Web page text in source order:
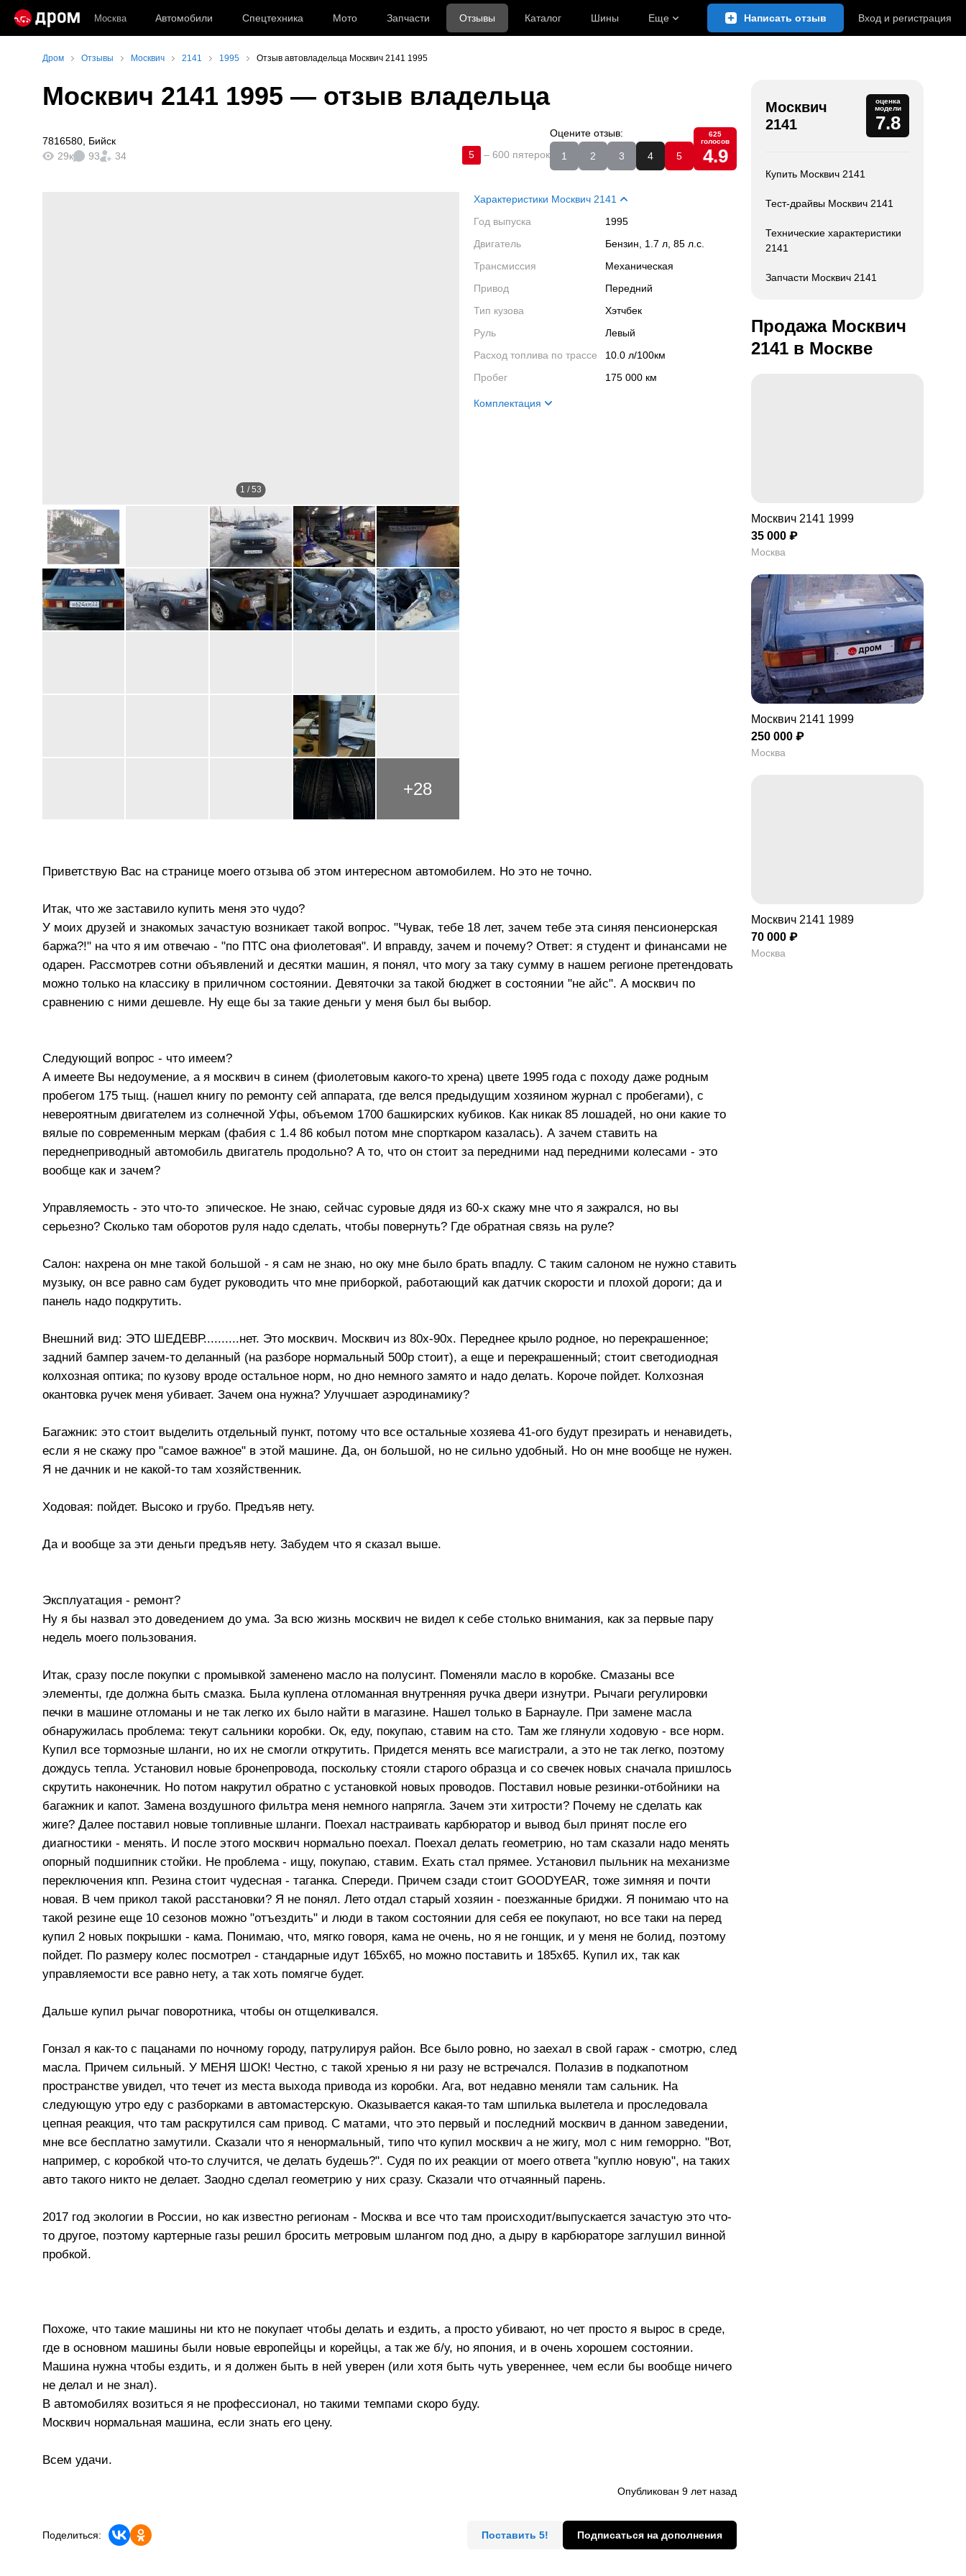
Москва Автомобили Спецтехника Мото Запчасти Отзывы Каталог Шины Еще Написать отзыв Вход и регистрация
Дром Отзывы Москвич 2141 1995 Отзыв автовладельца Москвич 2141 1995
Москвич 2141 1995 — отзыв владельца
7816580 Бийск
29к
93 34 5 – 600 пятерок
Оцените отзыв:
1
2 3 4 5
625
голосов
4.9
1 /53
+28
Характеристики Москвич 2141
Год выпуска
1995
Двигатель
Бензин, 1.7 л, 85 л.с.
Трансмиссия
Механическая
Привод
Передний
Тип кузова
Хэтчбек
Руль
Левый
Расход топлива по трассе
10.0 л/100км
Пробег
175 000 км
Комплектация
Приветствую Вас на странице моего отзыва об этом интересном автомобилем. Но это не точно.
Итак, что же заставило купить меня это чудо?
У моих друзей и знакомых зачастую возникает такой вопрос. "Чувак, тебе 18 лет, зачем тебе эта синяя пенсионерская
баржа?!" на что я им отвечаю - "по ПТС она фиолетовая". И вправду, зачем и почему? Ответ: я студент и финансами не
одарен. Рассмотрев сотни объявлений и десятки машин, я понял, что могу за таку сумму в нашем регионе претендовать
можно только на классику в приличном состоянии. Девяточки за такой бюджет в состоянии "не айс". А москвич по
сравнению с ними дешевле. Ну еще бы за такие деньги у меня был бы выбор.
Следующий вопрос - что имеем?
А имеете Вы недоумение, а я москвич в синем (фиолетовым какого-то хрена) цвете 1995 года с походу даже родным
пробегом 175 тыщ. (нашел книгу по ремонту сей аппарата, где велся предыдущим хозяином журнал с пробегами), с
невероятным двигателем из солнечной Уфы, объемом 1700 башкирских кубиков. Как никак 85 лошадей, но они какие то
вялые по современным меркам (фабия с 1.4 86 кобыл потом мне спорткаром казалась). А зачем ставить на
переднеприводный автомобиль двигатель продольно? А то, что он стоит за передними над передними колесами - это
вообще как и зачем?
Управляемость - это что-то эпическое. Не знаю, сейчас суровые дядя из 60-х скажу мне что я зажрался, но вы
серьезно? Сколько там оборотов руля надо сделать, чтобы повернуть? Где обратная связь на руле?
Салон: нахрена он мне такой большой - я сам не знаю, но оку мне было брать впадлу. С таким салоном не нужно ставить
музыку, он все равно сам будет руководить что мне приборкой, работающий как датчик скорости и плохой дороги; да и
панель надо подкрутить.
Внешний вид: ЭТО ШЕДЕВР..........нет. Это москвич. Москвич из 80х-90х. Переднее крыло родное, но перекрашенное;
задний бампер зачем-то деланный (на разборе нормальный 500р стоит), а еще и перекрашенный; стоит светодиодная
колхозная оптика; по кузову вроде остальное норм, но дно немного замято и надо делать. Короче пойдет. Колхозная
окантовка ручек меня убивает. Зачем она нужна? Улучшает аэродинамику?
Багажник: это стоит выделить отдельный пункт, потому что все остальные хозяева 41-ого будут презирать и ненавидеть,
если я не скажу про "самое важное" в этой машине. Да, он большой, но не сильно удобный. Но он мне вообще не нужен.
Я не дачник и не какой-то там хозяйственник.
Ходовая: пойдет. Высоко и грубо. Предъяв нету.
Да и вообще за эти деньги предъяв нету. Забудем что я сказал выше.
Эксплуатация - ремонт?
Ну я бы назвал это доведением до ума. За всю жизнь москвич не видел к себе столько внимания, как за первые пару
недель моего пользования.
Итак, сразу после покупки с промывкой заменено масло на полусинт. Поменяли масло в коробке. Смазаны все
элементы, где должна быть смазка. Была куплена отломанная внутренняя ручка двери изнутри. Рычаги регулировки
печки в машине отломаны и не так легко их было найти в магазине. Нашел только в Барнауле. При замене масла
обнаружилась проблема: текут сальники коробки. Ок, еду, покупаю, ставим на сто. Там же глянули ходовую - все норм.
Купил все тормозные шланги, но их не смогли открутить. Придется менять все магистрали, а это не так легко, поэтому
дождусь тепла. Установил новые бронепровода, поскольку стояли старого образца и со свечек новых сначала пришлось
скрутить наконечник. Но потом накрутил обратно с установкой новых проводов. Поставил новые резинки-отбойники на
багажник и капот. Замена воздушного фильтра меня немного напрягла. Зачем эти хитрости? Почему не сделать как
жиге? Далее поставил новые топливные шланги. Поехал настраивать карбюратор и вывод был принят после его
диагностики - менять. И после этого москвич нормально поехал. Поехал делать геометрию, но там сказали надо менять
опорный подшипник стойки. Не проблема - ищу, покупаю, ставим. Ехать стал прямее. Установил пыльник на механизме
переключения кпп. Резина стоит чудесная - таганка. Спереди. Причем сзади стоит GOODYEAR, тоже зимняя и почти
новая. В чем прикол такой расстановки? Я не понял. Лето отдал старый хозяин - поезжанные бриджи. Я понимаю что на
такой резине еще 10 сезонов можно "отъездить" и люди в таком состоянии для себя ее покупают, но все таки на перед
купил 2 новых покрышки - кама. Понимаю, что, мягко говоря, кама не очень, но я не гонщик, и у меня не болид, поэтому
пойдет. По размеру колес посмотрел - стандарные идут 165х65, но можно поставить и 185х65. Купил их, так как
управляемости все равно нету, а так хоть помягче будет.
Дальше купил рычаг поворотника, чтобы он отщелкивался.
Гонзал я как-то с пацанами по ночному городу, патрулируя район. Все было ровно, но заехал в свой гараж - смотрю, след
масла. Причем сильный. У МЕНЯ ШОК! Честно, с такой хренью я ни разу не встречался. Полазив в подкапотном
пространстве увидел, что течет из места выхода привода из коробки. Ага, вот недавно меняли там сальник. На
следующую утро еду с разборками в автомастерскую. Оказывается какая-то там шпилька вылетела и проследовала
цепная реакция, что там раскрутился сам привод. С матами, что это первый и последний москвич в данном заведении,
мне все бесплатно замутили. Сказали что я ненормальный, типо что купил москвич а не жигу, мол с ним геморрно. "Вот,
например, с коробкой что-то случится, че делать будешь?". Судя по их реакции от моего ответа "куплю новую", на таких
авто такого никто не делает. Заодно сделал геометрию у них сразу. Сказали что отчаянный парень.
2017 год экологии в России, но как известно регионам - Москва и все что там происходит/выпускается зачастую это что-
то другое, поэтому картерные газы решил бросить метровым шлангом под дно, а дыру в карбюраторе заглушил винной
пробкой.
Похоже, что такие машины ни кто не покупает чтобы делать и ездить, а просто убивают, но чет просто я вырос в среде,
где в основном машины были новые европейцы и корейцы, а так же б/у, но япония, и в очень хорошем состоянии.
Машина нужна чтобы ездить, и я должен быть в ней уверен (или хотя быть чуть увереннее, чем если бы вообще ничего
не делал и не знал).
В автомобилях возиться я не профессионал, но такими темпами скоро буду.
Москвич нормальная машина, если знать его цену.
Всем удачи.
Опубликован 9 лет назад
Поделиться: Поставить 5! Подписаться на дополнения
Москвич
2141
оценка
модели
7.8
Купить Москвич 2141
Тест-драйвы Москвич 2141
Технические характеристики
2141
Запчасти Москвич 2141
Продажа Москвич
2141 в Москве
Москвич 2141 1999
35 000 ₽
Москва
Москвич 2141 1999
250 000 ₽
Москва
Москвич 2141 1989
70 000 ₽
Москва